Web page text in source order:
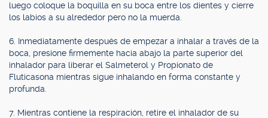
luego coloque la boquilla en su boca entre los dientes y cierre
los labios a su alrededor pero no la muerda.
6. Inmediatamente después de empezar a inhalar a través de la
boca, presione firmemente hacia abajo la parte superior del
inhalador para liberar el Salmeterol y Propionato de
Fluticasona mientras sigue inhalando en forma constante y
profunda.
7. Mientras contiene la respiración, retire el inhalador de su